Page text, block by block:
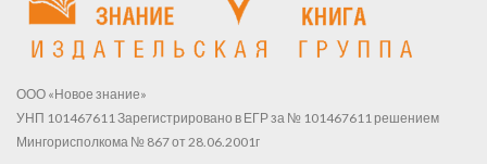
ООО «Новое знание»
УНП 101467611 Зарегистрировано в ЕГР за № 101467611 решением
Мингорисполкома № 867 от 28.06.2001г